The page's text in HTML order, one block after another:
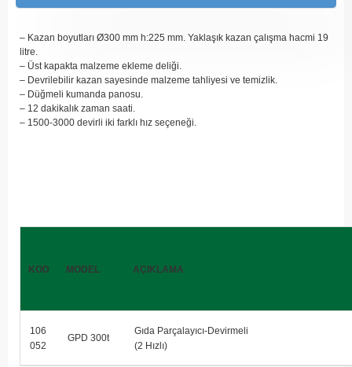
– Kazan boyutları Ø300 mm h:225 mm. Yaklaşık kazan çalışma hacmi 19
litre.
– Üst kapakta malzeme ekleme deliği.
– Devrilebilir kazan sayesinde malzeme tahliyesi ve temizlik.
– Düğmeli kumanda panosu.
– 12 dakikalık zaman saati.
– 1500-3000 devirli iki farklı hız seçeneği.
KOD MODEL AÇIKLAMA
106
052
GPD 300t
Gıda Parçalayıcı-Devirmeli
(2 Hızlı)